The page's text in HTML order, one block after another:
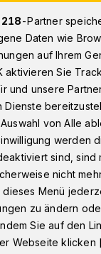
Uhr Eine Minute
218-Partner
Daten wie
auf Ihrem
aktivieren Sie
und unsere
Dienste
von Alle
werden
sind, sind
nicht
dieses Menü
zu ändern
Sie auf den
Webseite klicken